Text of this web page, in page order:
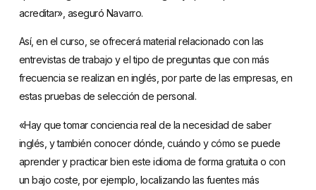
acreditar», aseguró Navarro.
Así, en el curso, se ofrecerá material relacionado con las
entrevistas de trabajo y el tipo de preguntas que con más
frecuencia se realizan en inglés, por parte de las empresas, en
estas pruebas de selección de personal.
«Hay que tomar conciencia real de la necesidad de saber
inglés, y también conocer dónde, cuándo y cómo se puede
aprender y practicar bien este idioma de forma gratuita o con
un bajo coste, por ejemplo, localizando las fuentes más